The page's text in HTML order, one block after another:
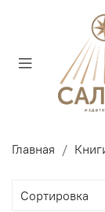
Главная